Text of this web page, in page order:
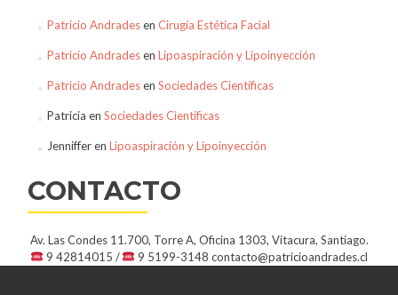
Patricio Andradesen Cirugía Estética Facial
Patricio Andradesen Lipoaspiración y Lipoinyección
Patricio Andradesen Sociedades Científicas
Patricia en Sociedades Científicas
Jennifferen Lipoaspiración y Lipoinyección
CONTACTO
Av. Las Condes 11.700, Torre A, Oficina 1303, Vitacura, Santiago.
9 42814015 /
9 5199-3148contacto@patricioandrades.cl